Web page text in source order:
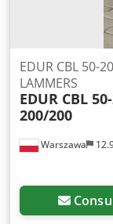
Warszawa
EDUR CBL 50-
LAMMERS
EDUR CBL
200/200